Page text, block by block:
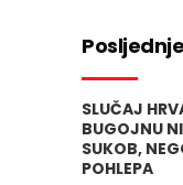
SLUČAJ
BUGOJNU
SUKOB,
POHLEPA